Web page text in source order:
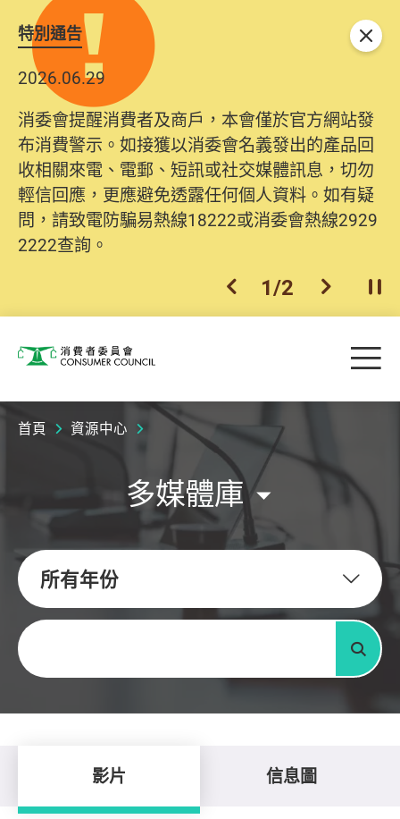
特別通告
2026.06.29
消委會提醒消費者及商戶，本會僅於官方網站發
布消費警示。如接獲以消委會名義發出的產品回
收相關來電、電郵、短訊或社交媒體訊息，切勿
輕信回應，更應避免透露任何個人資料。如有疑
問，請致電防騙易熱線18222或消委會熱線2929
2222查詢。
2025.10.31
為提升使用者體驗及網絡安全，本會的投訴處理
系統已經進行升級及推出新功能。由2025年11月
10日起，消費者需要提供基本聯絡資料（包括姓
名、電郵及電話）註冊帳戶，才可提交投訴、查
詢及建議。所有提交紀錄將清晰整合於帳戶中，
方便日後作出跟進。
上一個
2/2 下一個開
關閉
消費者委員會 目
首頁 資源中心
多媒體庫
所有年份
關鍵字
搜尋
影片 信息圖